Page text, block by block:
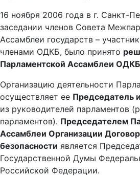
16 ноября 2006 года в г. Санкт-
заседании членов Совета
Ассамблеи государств –
членами ОДКБ, было принято
Парламентской Ассамблеи ОДКБ
Организацию деятельности
осуществляет ее Председатель
из руководителей парламентов
парламентов). Председателем
Ассамблеи Организации
безопасности является
Государственной Думы
Российской Федерации.